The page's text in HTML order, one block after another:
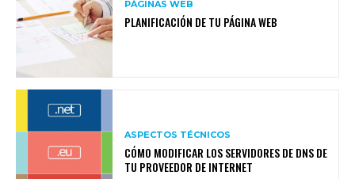
PÁGINAS WEB
PLANIFICACIÓN DE TU PÁGINA WEB
ASPECTOS TÉCNICOS
CÓMO MODIFICAR LOS SERVIDORES DE DNS DE
TU PROVEEDOR DE INTERNET